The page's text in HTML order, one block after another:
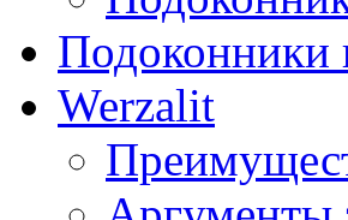
Подоконники
Werzalit